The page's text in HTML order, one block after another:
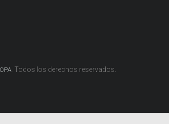
. Todos los derechos reservados.